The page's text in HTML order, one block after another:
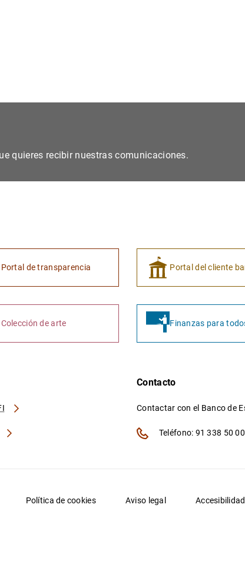
quieres recibir nuestras comunicaciones.
Portal de transparencia Portal del cliente
Colección de arte Finanzas para
Contacto
Contactar con el Banco de
Teléfono: 91 338 50 00
Política de cookies Aviso legal Accesibilidad